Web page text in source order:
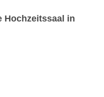
Hochzeitssaal in